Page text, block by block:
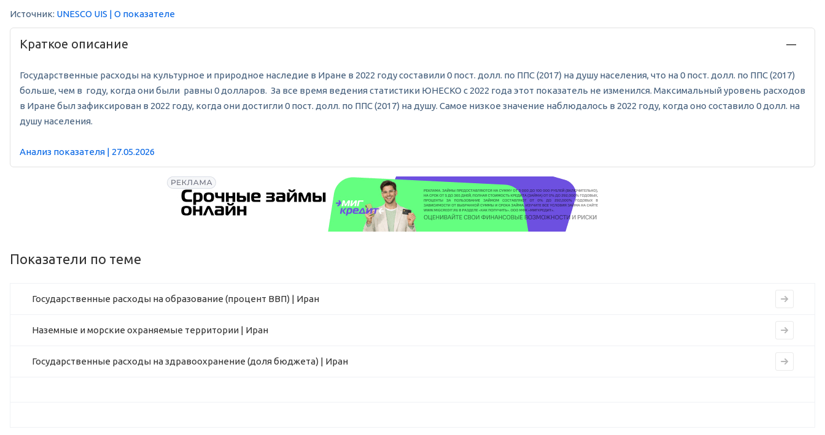
Источник: UNESCO UIS | О показателе
Краткое описание
Государственные расходы на культурное и природное наследие в Иране в 2022 году составили 0 пост. долл. по ППС (2017) на душу населения, что на 0 пост. долл. по ППС (2017)
больше, чем в году, когда они были равны 0 долларов. За все время ведения статистики ЮНЕСКО с 2022 года этот показатель не изменился. Максимальный уровень расходов
в Иране был зафиксирован в 2022 году, когда они достигли 0 пост. долл. по ППС (2017) на душу. Самое низкое значение наблюдалось в 2022 году, когда оно составило 0 долл. на
душу населения.
Анализ показателя | 27.05.2026
Показатели по теме
Государственные расходы на образование (процент ВВП) | Иран
Наземные и морские охраняемые территории | Иран
Государственные расходы на здравоохранение (доля бюджета) | Иран